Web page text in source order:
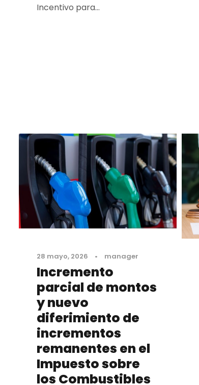
Incentivo para...
28 mayo, 2026 • manager
Incremento
parcial de montos
y nuevo
diferimiento de
incrementos
remanentes en el
Impuesto sobre
los Combustibles